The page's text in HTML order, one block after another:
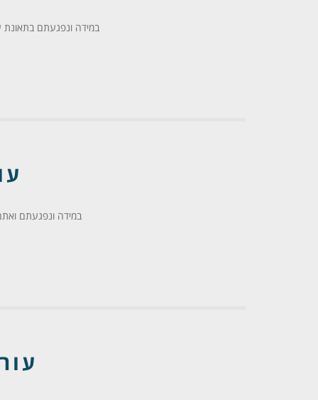
במידה ונפגעתם בתאונת
במידה ונפגעתם